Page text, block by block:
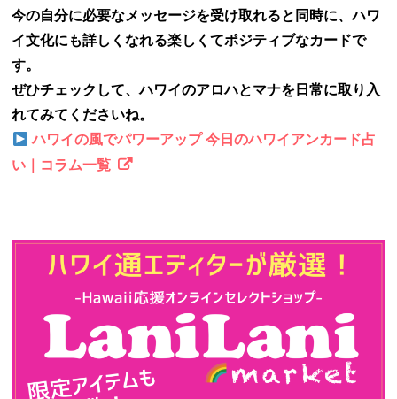
今の自分に必要なメッセージを受け取れると同時に、ハワ
イ文化にも詳しくなれる楽しくてポジティブなカードで
す。
ぜひチェックして、ハワイのアロハとマナを日常に取り入
れてみてくださいね。
ハワイの風でパワーアップ 今日のハワイアンカード占
い｜コラム一覧